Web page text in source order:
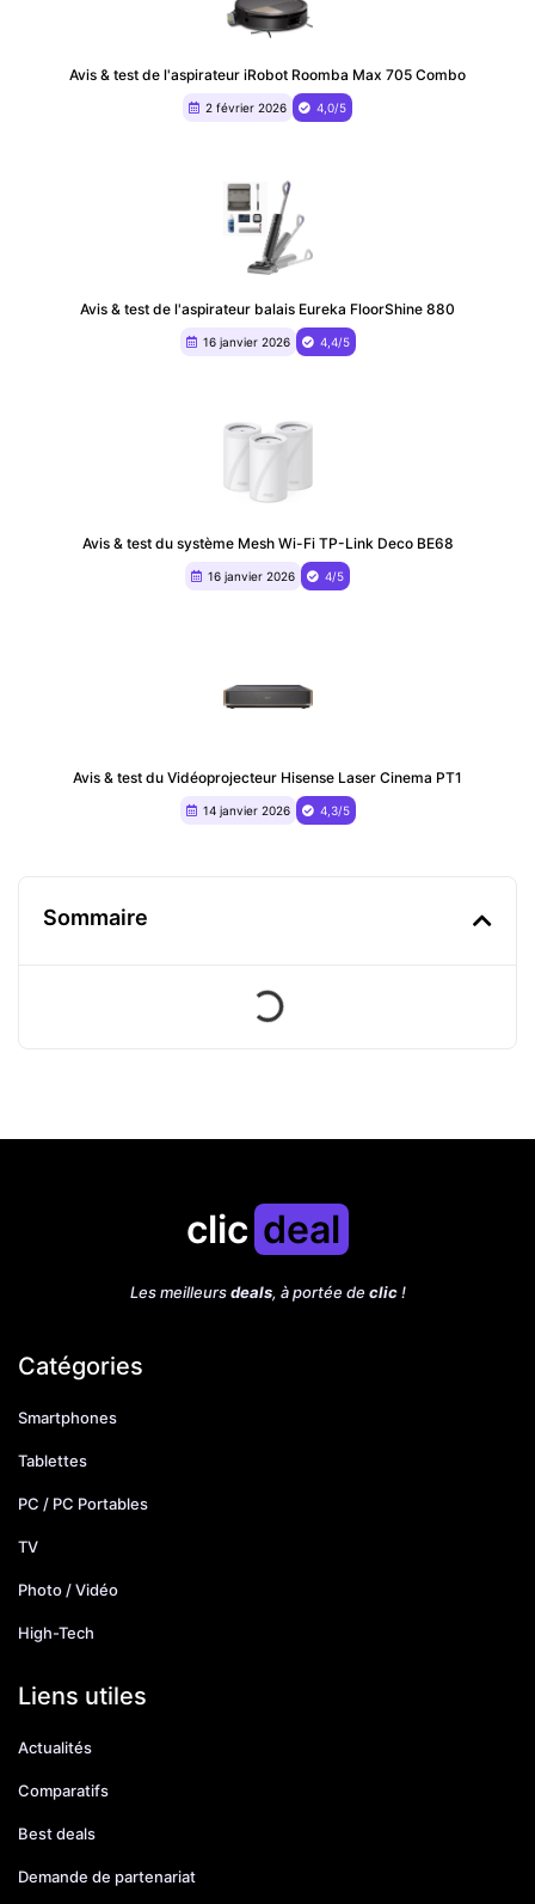
Avis & test de l'aspirateur iRobot Roomba Max 705 Combo
2 février 2026 4,0/5
Avis & test de l'aspirateur balais Eureka FloorShine 880
16 janvier 2026 4,4/5
Avis & test du système Mesh Wi-Fi TP-Link Deco BE68
16 janvier 2026 4/5
Avis & test du ‎Vidéoprojecteur Hisense Laser Cinema PT1
14 janvier 2026 4,3/5
Sommaire
clic deal
Les meilleursdeals, à portée de clic!
Catégories
Smartphones
Tablettes
PC / PC Portables
TV
Photo / Vidéo
High-Tech
Liens utiles
Actualités
Comparatifs
Best deals
Demande de partenariat